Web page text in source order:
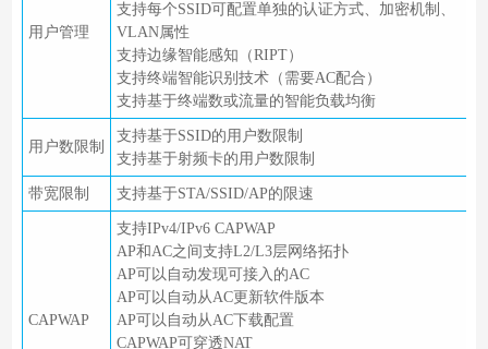
用户管理
支持每个SSID可配置单独的认证方式、加密机制、
VLAN属性
支持边缘智能感知（RIPT）
支持终端智能识别技术（需要AC配合）
支持基于终端数或流量的智能负载均衡
用户数限制
支持基于SSID的用户数限制
支持基于射频卡的用户数限制
带宽限制 支持基于STA/SSID/AP的限速
CAPWAP
支持IPv4/IPv6 CAPWAP
AP和AC之间支持L2/L3层网络拓扑
AP可以自动发现可接入的AC
AP可以自动从AC更新软件版本
AP可以自动从AC下载配置
CAPWAP可穿透NAT